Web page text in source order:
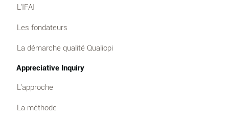
L'IFAI
Les fondateurs
La démarche qualité Qualiopi
Appreciative Inquiry
L'approche
La méthode